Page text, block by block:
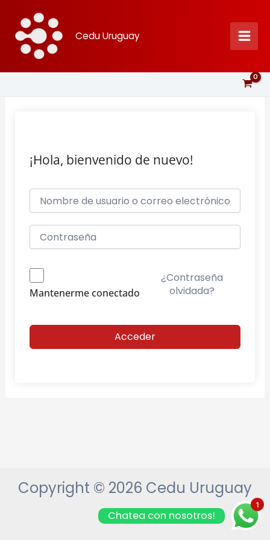
contenido
Cedu Uruguay
¡Hola, bienvenido de nuevo!
Mantenerme conectado
¿Contraseña
olvidada?
Acceder
Copyright © 2026 Cedu Uruguay
1
Chatea con nosotros!